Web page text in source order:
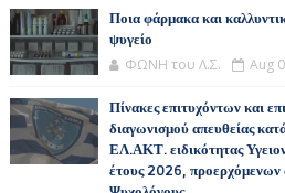
Ποια φάρμακα και
ψυγείο
ΦΩΝΗ του Λ.Σ. Aug
Πίνακες επιτυχόντων και
διαγωνισμού απευθείας
ΕΛ.ΑΚΤ. ειδικότητας
έτους 2026, προερχόμενων